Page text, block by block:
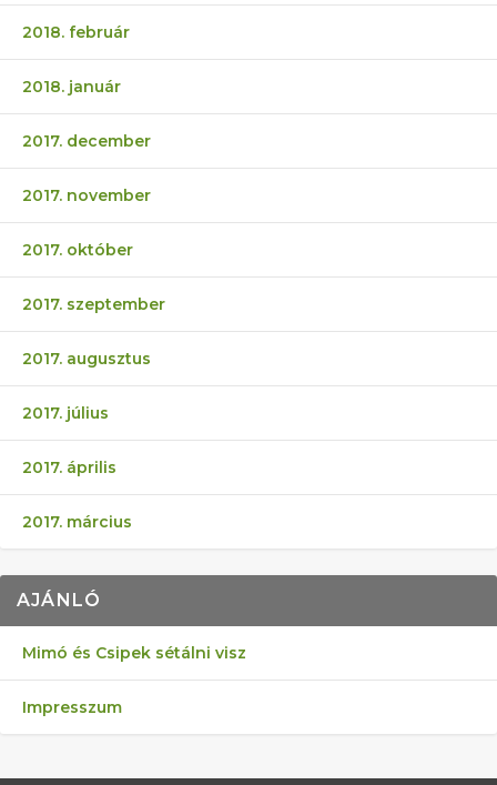
2018. február
2018. január
2017. december
2017. november
2017. október
2017. szeptember
2017. augusztus
2017. július
2017. április
2017. március
AJÁNLÓ
Mimó és Csipek sétálni visz
Impresszum